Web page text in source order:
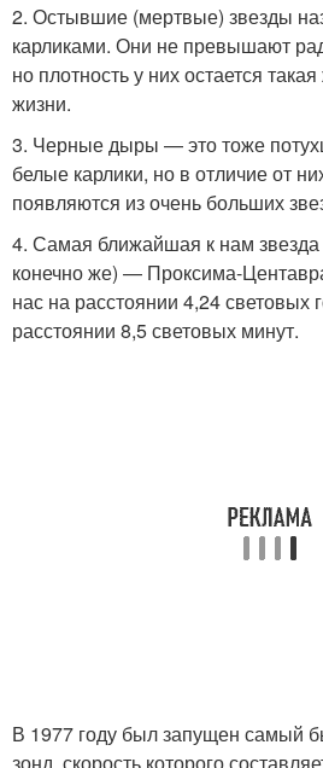
2. Остывшие (мертвые) звезды
карликами. Они не превышают
но плотность у них остается
жизни.
3. Черные дыры — это тоже
белые карлики, но в отличие от
появляются из очень больших
4. Самая ближайшая к нам
конечно же) — Проксима-
нас на расстоянии 4,24 световых
расстоянии 8,5 световых минут.
В 1977 году был запущен самый
зонд, скорость которого